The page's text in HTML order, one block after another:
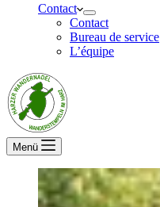
Contact
Contact
Bureau de service
L’équipe
Menü